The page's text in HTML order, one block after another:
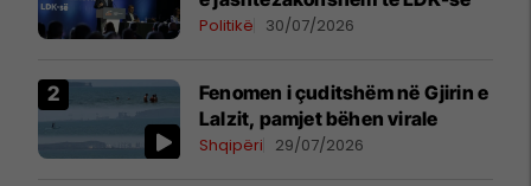
Politikë 30/07/2026
Fenomen i çuditshëm në Gjirin e
Lalzit, pamjet bëhen virale
Shqipëri 29/07/2026